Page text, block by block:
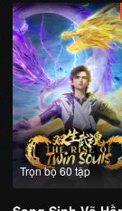
Trọn bộ 60 tập